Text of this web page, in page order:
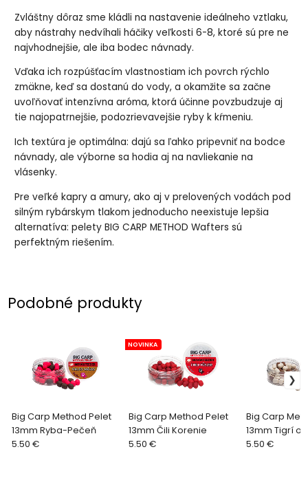
Zvláštny dôraz sme kládli na nastavenie ideálneho vztlaku,
aby nástrahy nedvíhali háčiky veľkosti 6-8, ktoré sú pre ne
najvhodnejšie, ale iba bodec návnady.
Vďaka ich rozpúšťacím vlastnostiam ich povrch rýchlo
zmäkne, keď sa dostanú do vody, a okamžite sa začne
uvoľňovať intenzívna aróma, ktorá účinne povzbudzuje aj
tie najopatrnejšie, podozrievavejšie ryby k kŕmeniu.
Ich textúra je optimálna: dajú sa ľahko pripevniť na bodce
návnady, ale výborne sa hodia aj na navliekanie na
vlásenky.
Pre veľké kapry a amury, ako aj v prelovených vodách pod
silným rybárskym tlakom jednoducho neexistuje lepšia
alternatíva: pelety BIG CARP METHOD Wafters sú
perfektným riešením.
Podobné produkty
Big Carp Method Pelet
13mm Ryba-Pečeň
5.50 €
Big Carp Method Pelet
13mm Čili Korenie
NOVINKA
5.50 €
Big Carp
13mm Tigrí
Kyselina
5.50 €